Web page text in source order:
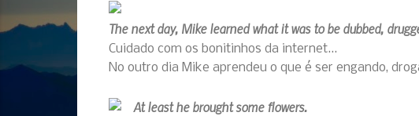
The next day, Mike learned what it was to be dubbed,
Cuidado com os bonitinhos da internet...
No outro dia Mike aprendeu o que é ser engando,
At least he brought some flowers.